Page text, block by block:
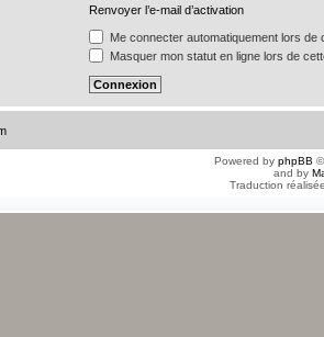
Renvoyer l’e-mail d’activation
Me connecter automatiquement lors de
Masquer mon statut en ligne lors de
Powered by phpBB
and by
Traduction